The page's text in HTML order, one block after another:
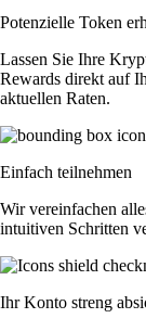
Potenzielle Token
Lassen Sie Ihre
Rewards direkt auf
aktuellen Raten.
Einfach teilnehmen
Wir vereinfachen
intuitiven Schritten
Ihr Konto streng